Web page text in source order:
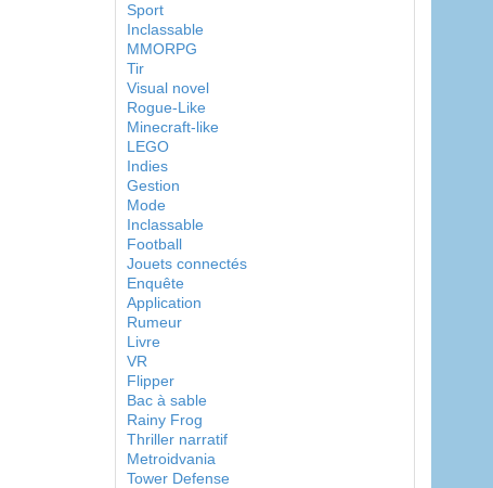
Sport
Inclassable
MMORPG
Tir
Visual novel
Rogue-Like
Minecraft-like
LEGO
Indies
Gestion
Mode
Inclassable
Football
Jouets connectés
Enquête
Application
Rumeur
Livre
VR
Flipper
Bac à sable
Rainy Frog
Thriller narratif
Metroidvania
Tower Defense